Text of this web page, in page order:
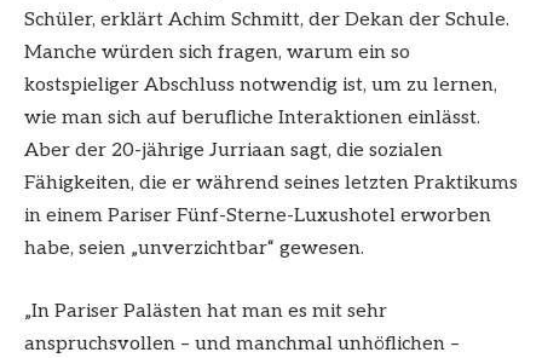
Schüler, erklärt Achim Schmitt, der Dekan der Schule.
Manche würden sich fragen, warum ein so
kostspieliger Abschluss notwendig ist, um zu lernen,
wie man sich auf berufliche Interaktionen einlässt.
Aber der 20-jährige Jurriaan sagt, die sozialen
Fähigkeiten, die er während seines letzten Praktikums
in einem Pariser Fünf-Sterne-Luxushotel erworben
habe, seien „unverzichtbar“ gewesen.
„In Pariser Palästen hat man es mit sehr
anspruchsvollen – und manchmal unhöflichen –